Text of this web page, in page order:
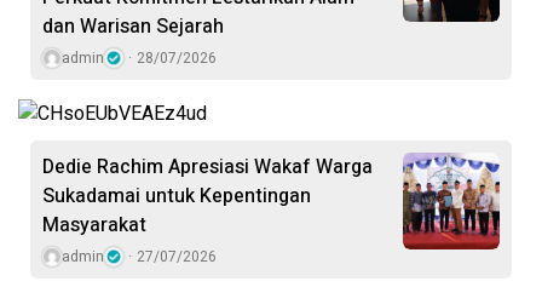
dan Warisan Sejarah
admin 28/07/2026
Dedie Rachim Apresiasi Wakaf Warga
Sukadamai untuk Kepentingan
Masyarakat
admin 27/07/2026